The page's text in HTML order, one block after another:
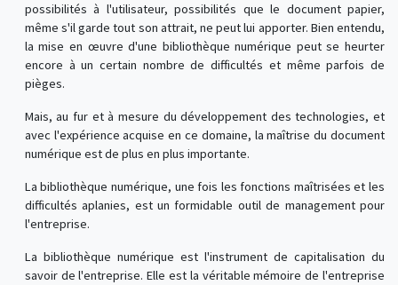
possibilités à l'utilisateur, possibilités que le document papier,
même s'il garde tout son attrait, ne peut lui apporter. Bien entendu,
la mise en œuvre d'une bibliothèque numérique peut se heurter
encore à un certain nombre de difficultés et même parfois de
pièges.
Mais, au fur et à mesure du développement des technologies, et
avec l'expérience acquise en ce domaine, la maîtrise du document
numérique est de plus en plus importante.
La bibliothèque numérique, une fois les fonctions maîtrisées et les
difficultés aplanies, est un formidable outil de management pour
l'entreprise.
La bibliothèque numérique est l'instrument de capitalisation du
savoir de l'entreprise. Elle est la véritable mémoire de l'entreprise